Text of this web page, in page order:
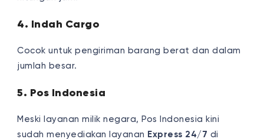
4. Indah Cargo
Cocok untuk pengiriman barang berat dan dalam
jumlah besar.
5. Pos Indonesia
Meski layanan milik negara, Pos Indonesia kini
sudah menyediakan layanan Express 24/7 di